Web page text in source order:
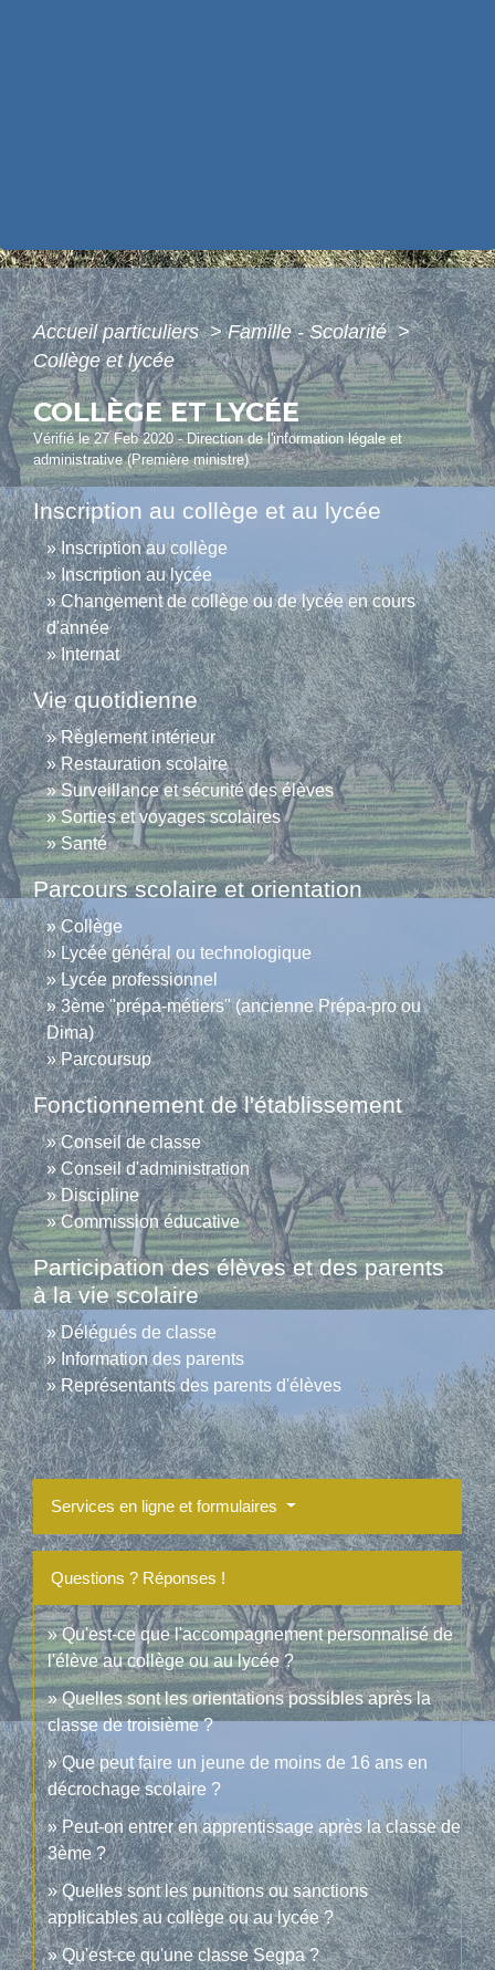
Accueil particuliers> Famille - Scolarité>
Collège et lycée
COLLÈGE ET LYCÉE
Vérifié le 27 Feb 2020 - Direction de l'information légale et
administrative (Première ministre)
Inscription au collège et au lycée
Inscription au collège
Inscription au lycée
Changement de collège ou de lycée en cours
d'année
Internat
Vie quotidienne
Règlement intérieur
Restauration scolaire
Surveillance et sécurité des élèves
Sorties et voyages scolaires
Santé
Parcours scolaire et orientation
Collège
Lycée général ou technologique
Lycée professionnel
3ème "prépa-métiers" (ancienne Prépa-pro ou
Dima)
Parcoursup
Fonctionnement de l'établissement
Conseil de classe
Conseil d'administration
Discipline
Commission éducative
Participation des élèves et des parents
à la vie scolaire
Délégués de classe
Information des parents
Représentants des parents d'élèves
Services en ligne et formulaires
Questions ? Réponses !
Qu'est-ce que l'accompagnement personnalisé de
l'élève au collège ou au lycée ?
Quelles sont les orientations possibles après la
classe de troisième ?
Que peut faire un jeune de moins de 16 ans en
décrochage scolaire ?
Peut-on entrer en apprentissage après la classe de
3ème ?
Quelles sont les punitions ou sanctions
applicables au collège ou au lycée ?
Qu'est-ce qu'une classe Segpa ?